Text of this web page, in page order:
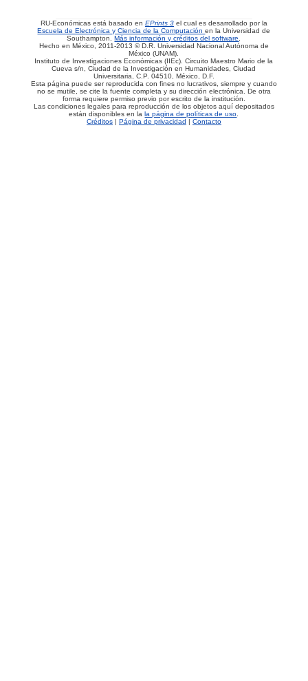
RU-Económicas está basado en EPrints 3 el cual es desarrollado por la
Escuela de Electrónica y Ciencia de la Computaciónen la Universidad de
Southampton.Más información y créditos del software.
Hecho en México, 2011-2013 © D.R. Universidad Nacional Autónoma de
México (UNAM).
Instituto de Investigaciones Económicas (IIEc). Circuito Maestro Mario de la
Cueva s/n, Ciudad de la Investigación en Humanidades, Ciudad
Universitaria, C.P. 04510, México, D.F.
Esta página puede ser reproducida con fines no lucrativos, siempre y cuando
no se mutile, se cite la fuente completa y su dirección electrónica. De otra
forma requiere permiso previo por escrito de la institución.
Las condiciones legales para reproducción de los objetos aquí depositados
están disponibles en lala página de políticas de uso.
Créditos| Página de privacidad | Contacto